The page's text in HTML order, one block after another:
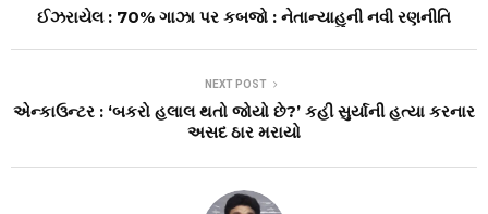
ઈઝરાયેલ : 70% ગાઝા પર કબજો : નેતાન્યાહુની નવી રણનીતિ
NEXT POST
એન્કાઉન્ટર : ‘બકરો હલાલ થતો જોયો છે?’ કહી સુર્યાની હત્યા કરનાર
અસદ ઠાર મરાયો